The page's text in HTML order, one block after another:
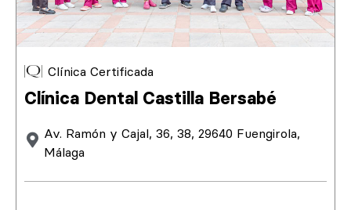
Clínica Certificada
Clínica Dental Castilla Bersabé
Av. Ramón y Cajal, 36, 38, 29640 Fuengirola,
Málaga